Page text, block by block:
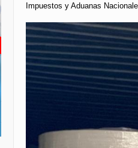
Impuestos y Aduanas